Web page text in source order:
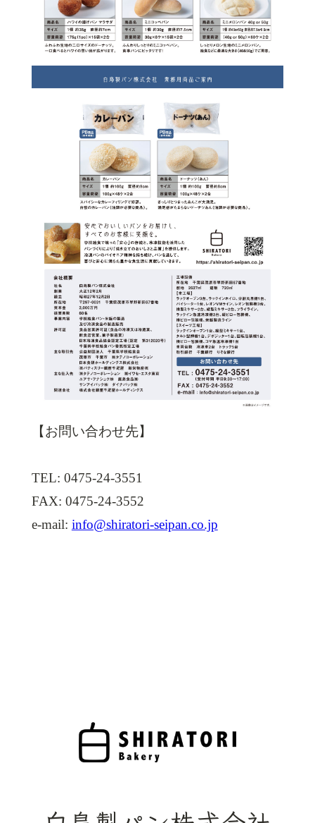
【お問い合わせ先】
TEL: 0475-24-3551
FAX: 0475-24-3552
e-mail: info@shiratori-seipan.co.jp